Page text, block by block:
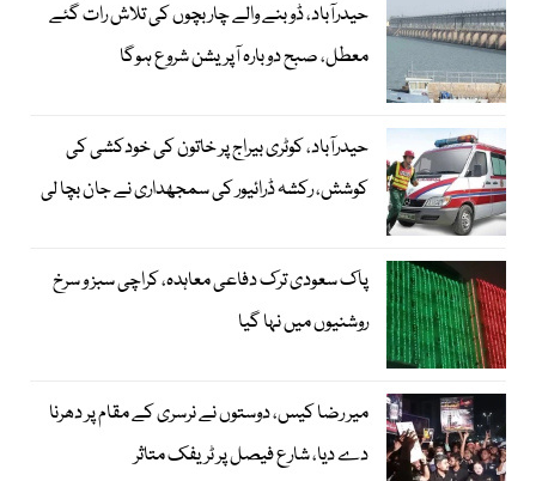
حیدرآباد، ڈوبنے والے چار بچوں کی تلاش رات گئے
معطل، صبح دوبارہ آپریشن شروع ہوگا
حیدرآباد، کوٹری بیراج پر خاتون کی خودکشی کی
کوشش، رکشہ ڈرائیور کی سمجھداری نے جان بچا لی
پاک سعودی ترک دفاعی معاہدہ، کراچی سبز و سرخ
روشنیوں میں نہا گیا
میر رضا کیس، دوستوں نے نرسری کے مقام پر دھرنا
دے دیا، شارع فیصل پر ٹریفک متاثر